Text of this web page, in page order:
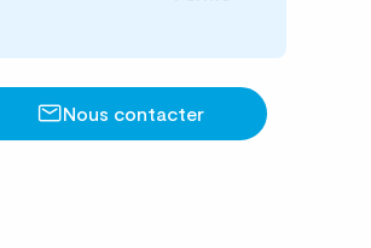
Nous contacter